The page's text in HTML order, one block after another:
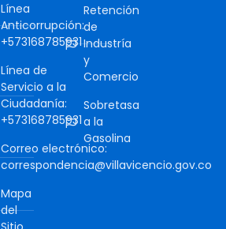
Línea
Anticorrupción:
+573168785931
Línea de
Servicio a la
Ciudadanía:
+573168785931
Correo electrónico:
correspondencia@villavicencio.gov.co
Mapa
del
Retención
de
Industría
y
Comercio
Sobretasa
a la
Gasolina